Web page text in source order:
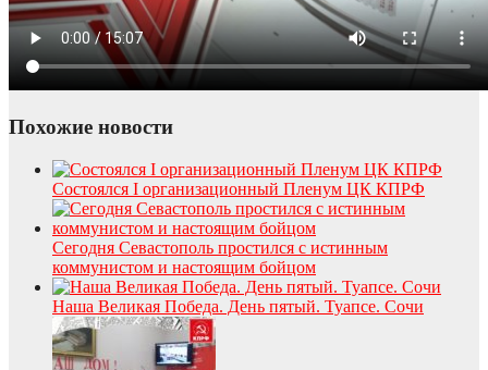
Похожие новости
Состоялся I организационный Пленум ЦК КПРФ
Сегодня Севастополь простился с истинным
коммунистом и настоящим бойцом
Наша Великая Победа. День пятый. Туапсе. Сочи